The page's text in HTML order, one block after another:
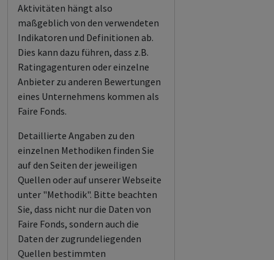
Aktivitäten hängt also
maßgeblich von den verwendeten
Indikatoren und Definitionen ab.
Dies kann dazu führen, dass z.B.
Ratingagenturen oder einzelne
Anbieter zu anderen Bewertungen
eines Unternehmens kommen als
Faire Fonds.
Detaillierte Angaben zu den
einzelnen Methodiken finden Sie
auf den Seiten der jeweiligen
Quellen oder auf unserer Webseite
unter "Methodik". Bitte beachten
Sie, dass nicht nur die Daten von
Faire Fonds, sondern auch die
Daten der zugrundeliegenden
Quellen bestimmten